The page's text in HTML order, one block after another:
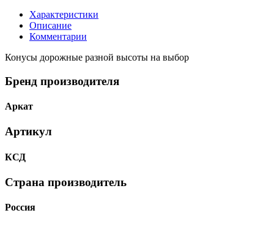
Характеристики
Описание
Комментарии
Конусы дорожные разной высоты на выбор
Бренд производителя
Аркат
Артикул
КСД
Страна производитель
Россия